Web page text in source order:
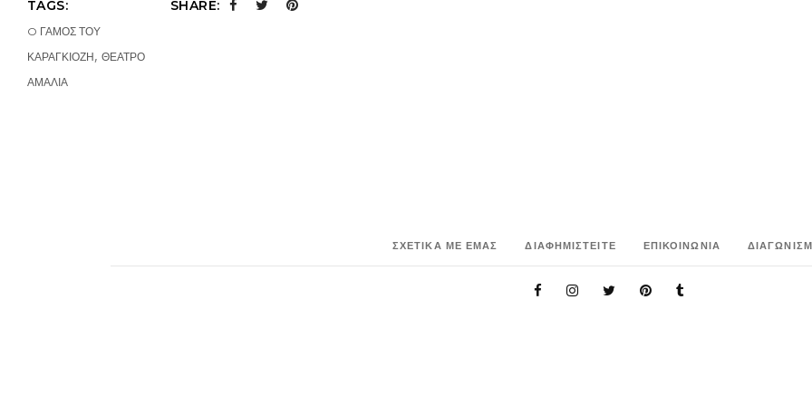
TAGS:
O ΓΑΜΟΣ ΤΟΥ
ΚΑΡΑΓΚΙΟΖΗ, ΘΕΑΤΡΟ
ΑΜΑΛΙΑ
SHARE:
ΣΧΕΤΙΚΑ ΜΕ ΕΜΑΣ ΔΙΑΦΗΜΙΣΤΕΙΤΕ ΕΠΙΚΟΙΝΩΝΙΑ